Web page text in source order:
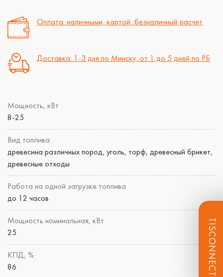
Оплата: наличными, картой, безналичный расчет
Доставка: 1-3 дня по Минску, от 1 до 5 дней по РБ
Мощность, кВт
8-25
Вид топлива
древесина различных пород, уголь, торф, древесный брикет,
древесные отходы
Работа на одной загрузке топлива
до 12 часов
Мощность номинальная, кВт
25
КПД, %
86
TISCONNECT